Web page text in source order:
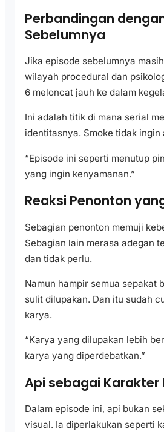
Perbandingan
Sebelumnya
Jika episode sebelumnya
wilayah procedural dan
6 meloncat jauh ke dalam
Ini adalah titik di mana serial
identitasnya. Smoke tidak ingin
“Episode ini seperti menutup
yang ingin kenyamanan.”
Reaksi Penonton
Sebagian penonton memuji
Sebagian lain merasa adegan
dan tidak perlu.
Namun hampir semua sepakat
sulit dilupakan. Dan itu sudah
karya.
“Karya yang dilupakan lebih
karya yang diperdebatkan.”
Api sebagai Karakter
Dalam episode ini, api bukan
visual. Ia diperlakukan seperti